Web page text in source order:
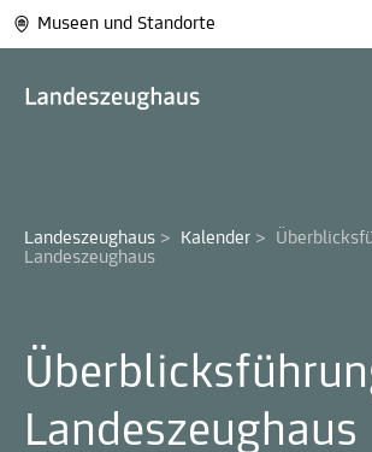
Museen und Standorte
Landeszeughaus > Kalender >
Landeszeughaus
Landeszeughaus